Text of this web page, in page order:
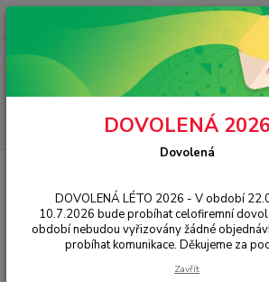
Chat / Online podpora - 24/7
Spojky, rozdvojky a
DOVOLENÁ 2026
Dovolená
DOVOLENÁ LÉTO 2026 - V období
10.7.2026 bude probíhat celofiremní
období nebudou vyřizovány žádné
probíhat komunikace. Děkujeme za
Zavřít